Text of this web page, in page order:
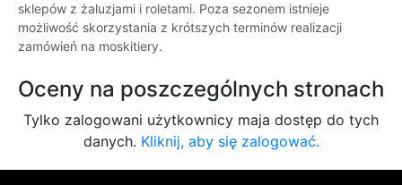
sklepów z żaluzjami i roletami. Poza sezonem istnieje
możliwość skorzystania z krótszych terminów realizacji
zamówień na moskitiery.
Oceny na poszczególnych stronach
Tylko zalogowani użytkownicy maja dostęp do tych
danych. Kliknij, aby się zalogować.